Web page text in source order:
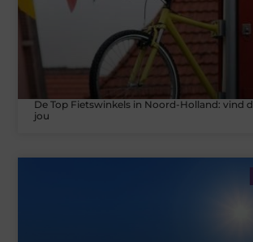
De Top Fietswinkels in Noord-Holland: vind
jou